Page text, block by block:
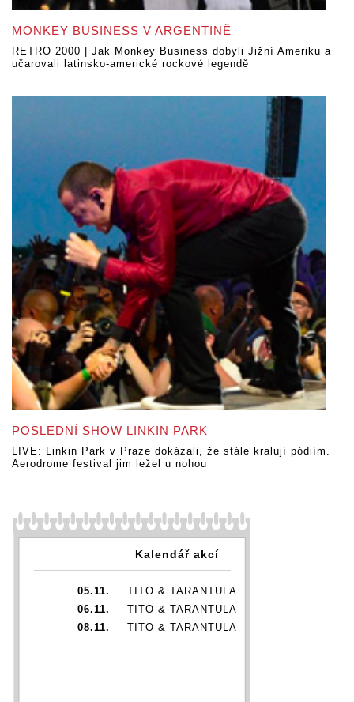
MONKEY BUSINESS V ARGENTINĚ
RETRO 2000 | Jak Monkey Business dobyli Jižní Ameriku a
učarovali latinsko-americké rockové legendě
POSLEDNÍ SHOW LINKIN PARK
LIVE: Linkin Park v Praze dokázali, že stále kralují pódiím.
Aerodrome festival jim ležel u nohou
Kalendář akcí
05.11.
TITO & TARANTULA
06.11.
TITO & TARANTULA
08.11.
TITO & TARANTULA